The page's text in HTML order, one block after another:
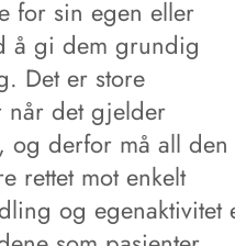
for sin egen eller
å gi dem grundig
Det er store
når det gjelder
og derfor må all den
mot enkelt
og egenaktivitet